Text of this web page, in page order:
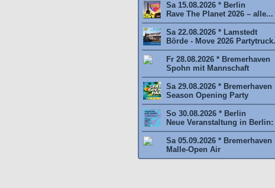
Sa 15.08.2026 * Berlin
Rave The Planet 2026 – alle...
Sa 22.08.2026 * Lamstedt
Börde - Move 2026
Fr 28.08.2026 * Bremerhaven
Spohn mit Mannschaft
Sa 29.08.2026 * Bremerhaven
Season Opening Party
So 30.08.2026 * Berlin
Neue Veranstaltung in Berlin:
Sa 05.09.2026 * Bremerhaven
Malle-Open Air